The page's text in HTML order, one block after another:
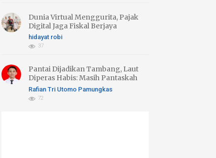
Dunia Virtual Menggurita, Pajak
Digital Jaga Fiskal Berjaya
hidayat robi
37
Pantai Dijadikan Tambang, Laut
Diperas Habis: Masih Pantaskah
Kita Bicara Blue Economy atau
Blue Trust Exlpoitation??
Rafian Tri Utomo Pamungkas
72